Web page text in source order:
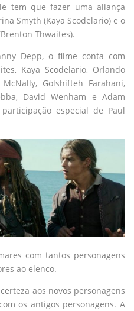
tem que fazer uma aliança
Smyth (Kaya Scodelario) e o
Thwaites).
Depp, o filme conta com
Kaya Scodelario, Orlando
Golshifteh Farahani,
David Wenham e Adam
especial de Paul
com tantos personagens
ao elenco.
aos novos personagens
os antigos personagens. A